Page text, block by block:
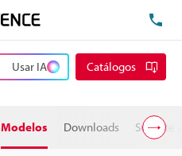
Usar IA Catálogos
Modelos Downloads Suporte